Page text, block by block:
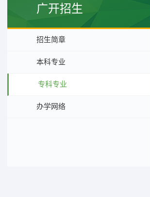
广开招生
招生简章
本科专业
专科专业
办学网络